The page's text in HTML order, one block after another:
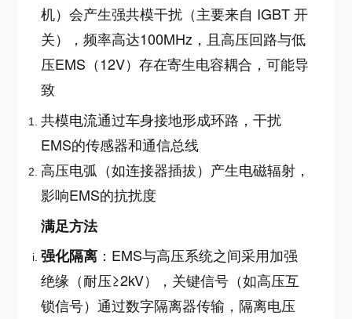
机）会产生强共模干扰（主要来自 IGBT 开
关），频率高达100MHz，且高压回路与低
压EMS（12V）存在寄生电容耦合，可能导
致
共模电流通过车身接地形成环路，干扰
EMS的传感器和通信总线
高压电弧（如连接器插拔）产生电磁辐射，
影响EMS的抗扰度
满足方法
强化隔离 ：EMS与高压系统之间采用加强
绝缘（耐压≥2kV），关键信号（如高压互
锁信号）通过数字隔离器传输，隔离电压